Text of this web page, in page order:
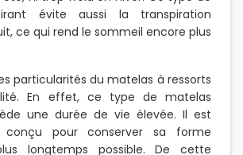
évite aussi la transpiration
ce qui rend le sommeil encore plus
particularités du matelas à ressorts
En effet, ce type de matelas
une durée de vie élevée. Il est
conçu pour conserver sa forme
longtemps possible. De cette